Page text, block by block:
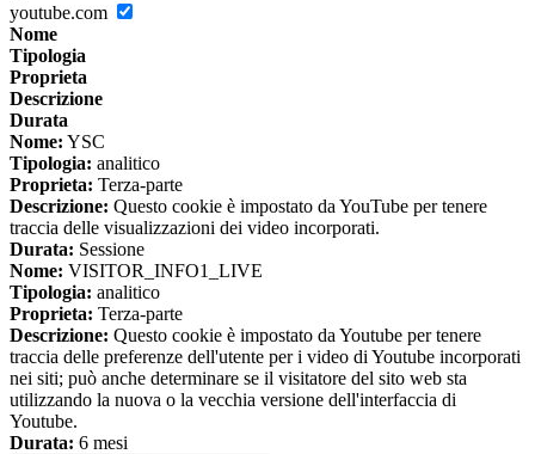
youtube.com
Nome
Tipologia
Proprieta
Descrizione
Durata
Nome: YSC
Tipologia: analitico
Proprieta: Terza-parte
Descrizione: Questo cookie è impostato da YouTube per tenere
traccia delle visualizzazioni dei video incorporati.
Durata: Sessione
Nome: VISITOR_INFO1_LIVE
Tipologia: analitico
Proprieta: Terza-parte
Descrizione: Questo cookie è impostato da Youtube per tenere
traccia delle preferenze dell'utente per i video di Youtube incorporati
nei siti; può anche determinare se il visitatore del sito web sta
utilizzando la nuova o la vecchia versione dell'interfaccia di
Youtube.
Durata: 6 mesi